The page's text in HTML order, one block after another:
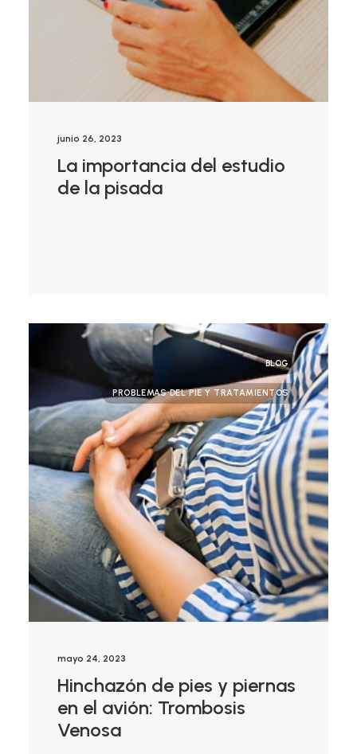
junio 26, 2023
La importancia del estudio
de la pisada
BLOG
PROBLEMAS DEL PIE Y TRATAMIENTOS
mayo 24, 2023
Hinchazón de pies y piernas
en el avión: Trombosis
Venosa